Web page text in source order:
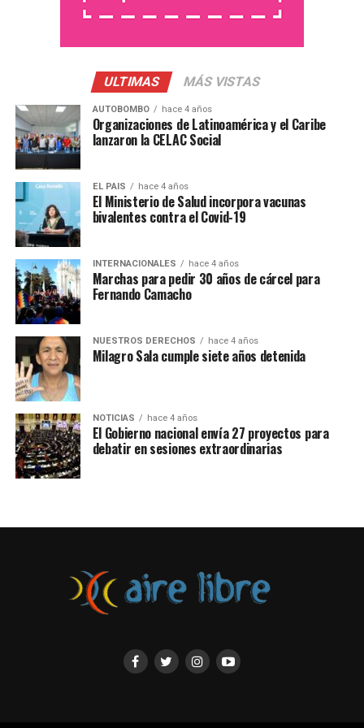
contemplando a quienes habitan la isla”.
condiciones en las que deben vivir y trabajar los isleños
ya que, el fuego y el humo, afectan al trabajo y la salud y
dijo que está a favor de que se “tomen cartas en el
asunto” y que tiene “una visión más abierta sobre la ley
porque abarca a todos los humedales del país”. En ese
pero, coincide en que “hay intereses de quienes quieren
hacer negocio”.
COMUNICADO DE LA RED
NACIONAL DE
PRODUCTORES
AUTOCONVOCADOS
CONTRA LA LEY DE
¿Incendie, usurpe y gane?
rotundo rechazo al
ULTIMAS MÁS VISTAS
AUTOBOMBO hace 4 años
Organizaciones de Latinoamérica y el Caribe
lanzaron la CELAC Social
EL PAIS hace 4 años
El Ministerio de Salud incorpora vacunas
bivalentes contra el Covid-19
INTERNACIONALES hace 4 años
Marchas para pedir 30 años de cárcel para
Fernando Camacho
NUESTROS DERECHOS hace 4 años
Milagro Sala cumple siete años detenida
NOTICIAS hace 4 años
El Gobierno nacional envía 27 proyectos para
debatir en sesiones extraordinarias